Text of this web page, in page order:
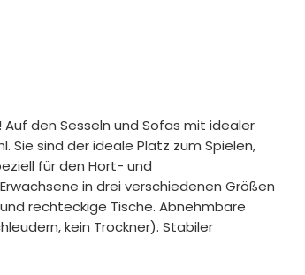
den Sesseln und Sofas mit idealer
Sie sind der ideale Platz zum Spielen,
für den Hort- und
in drei verschiedenen Größen
rechteckige Tische. Abnehmbare
kein Trockner). Stabiler